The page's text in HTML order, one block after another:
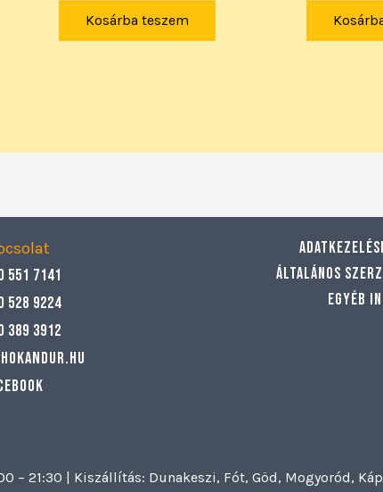
Kosárba teszem
551 7141
528 9224
389 3912
Általános
Egyéb
– 21:30 | Kiszállítás: Dunakeszi, Fót, Göd, Mogyoród,